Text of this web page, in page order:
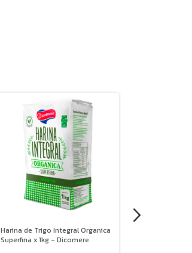
Harina de Trigo Integral Organica
Superfina x 1kg - Dicomere